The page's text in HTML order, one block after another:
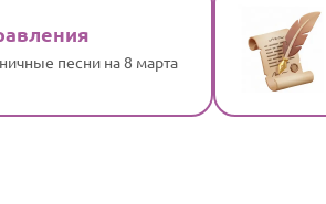
песни на 8 марта